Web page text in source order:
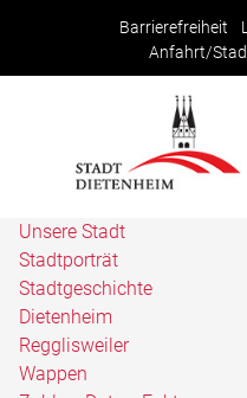
Barrierefreiheit
Anfahrt/
Unsere Stadt
Stadtporträt
Stadtgeschichte
Dietenheim
Regglisweiler
Wappen